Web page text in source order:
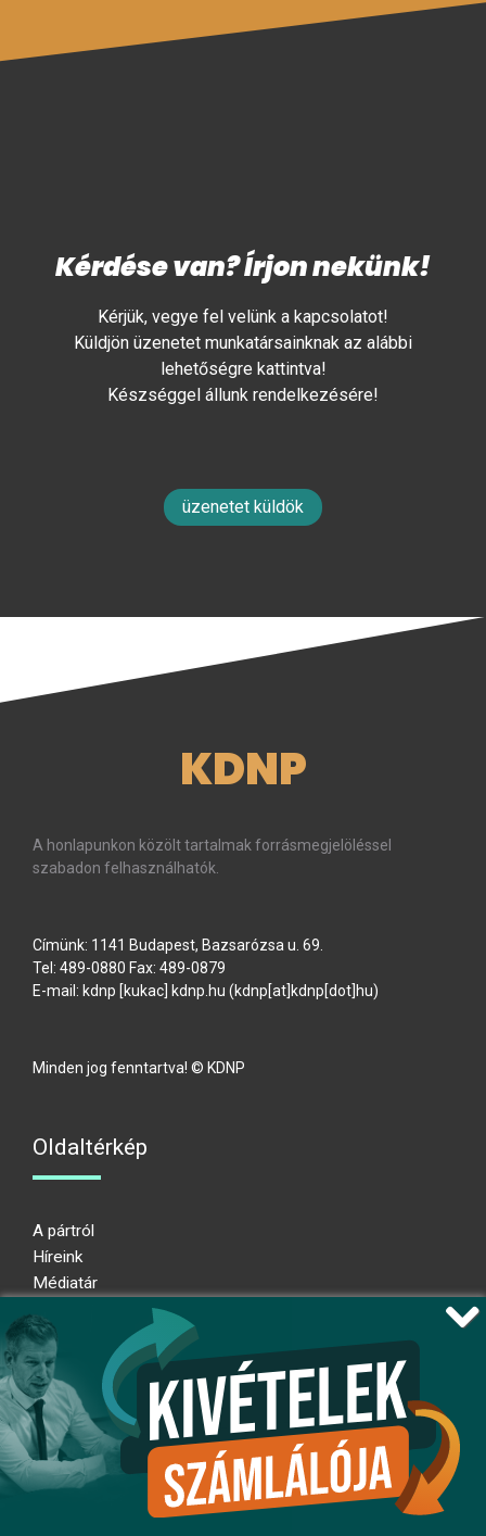
Kérdése van? Írjon nekünk!
Kérjük, vegye fel velünk a kapcsolatot!
Küldjön üzenetet munkatársainknak az alábbi
lehetőségre kattintva!
Készséggel állunk rendelkezésére!
üzenetet küldök
KDNP
A honlapunkon közölt tartalmak forrásmegjelöléssel
szabadon felhasználhatók.
Címünk: 1141 Budapest, Bazsarózsa u. 69.
Tel: 489-0880 Fax: 489-0879
E-mail: kdnp [kukac] kdnp hu (kdnp[at]kdnp[dot]hu)
Minden jog fenntartva! © KDNP
Oldaltérkép
A pártról
Híreink
Médiatár
Adatkezelési nyilatkozat
Átláthatósági nyilatkozat
Ugrás az oldal tetejére
Kövessen minket!